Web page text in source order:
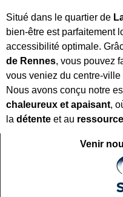
Situé dans le quartier de
bien-être est parfaitement
accessibilité optimale.
de Rennes, vous pouvez
vous veniez du centre-
Nous avons conçu notre
chaleureux et apaisant,
la détente et au
Venir